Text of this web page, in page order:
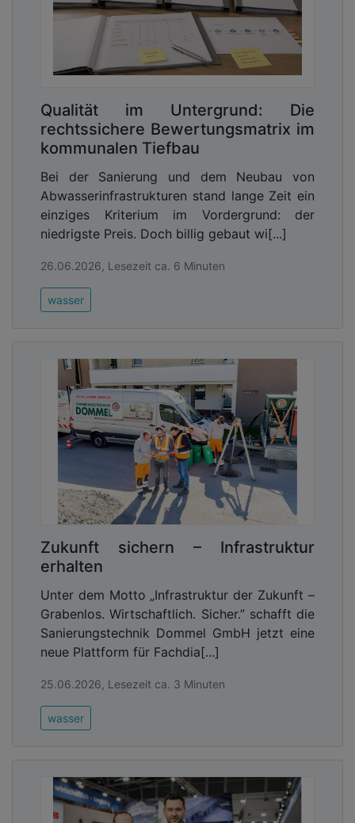
Qualität im Untergrund: Die
rechtssichere Bewertungsmatrix im
kommunalen Tiefbau
Bei der Sanierung und dem Neubau von
Abwasserinfrastrukturen stand lange Zeit ein
einziges Kriterium im Vordergrund: der
niedrigste Preis. Doch billig gebaut wi[...]
26.06.2026, Lesezeit ca. 6 Minuten
wasser
Zukunft sichern – Infrastruktur
erhalten
Unter dem Motto „Infrastruktur der Zukunft –
Grabenlos. Wirtschaftlich. Sicher.” schafft die
Sanierungstechnik Dommel GmbH jetzt eine
neue Plattform für Fachdia[...]
25.06.2026, Lesezeit ca. 3 Minuten
wasser